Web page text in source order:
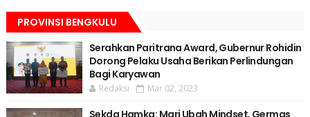
PROVINSI BENGKULU
Serahkan Paritrana Award, Gubernur Rohidin
Dorong Pelaku Usaha Berikan Perlindungan
Bagi Karyawan
Redaksi Mar 02, 2023